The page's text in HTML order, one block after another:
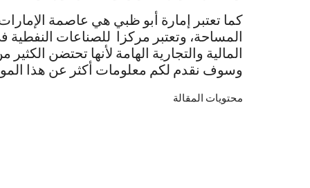
كما تعتبر إمارة أبو ظبي هي عاصمة
المساحة، وتعتبر مركزا للصناعات النفطية
المالية والتجارية الهامة لأنها تحتضن
وسوف نقدم لكم معلومات أكثر عن هذا
محتويات المقالة